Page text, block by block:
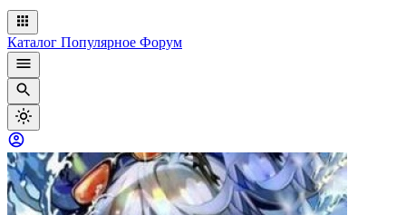
Каталог Популярное Форум